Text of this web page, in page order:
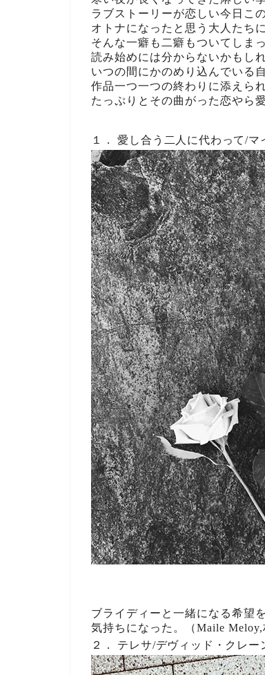
ラブストーリーが恋しい今日こ
オトナになったと思う大人たち
そんな一癖も二癖もついてしま
読み始めには分からないかもし
いつの間にかのめり込んでいる
作品一つ一つの終わりに添えら
たっぷりとその曲がった恋やら
１． 愛し合う二人に代わって/マ
ブライディーと一緒になる希望
気持ちになった。
（Maile
２． テレサ/デヴィッド・クレー